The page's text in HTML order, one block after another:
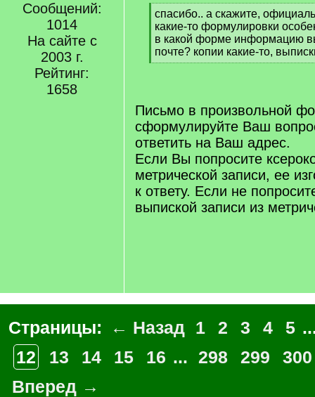
Сообщений:
1014
На сайте с
2003 г.
Рейтинг:
1658
[
q
]
спасибо.. а скажите,
какие-то формулировки
в какой форме информацию
почте? копии какие-то,
[
Письмо в произвольной
сформулируйте Ваш
ответить на Ваш адрес.
Если Вы попросите
метрической записи, ее
к ответу. Если не
выпиской записи из
Страницы: ← Назад 1 2 3 4 5
12
13 14 15 16 ... 298 299
300
Вперед →